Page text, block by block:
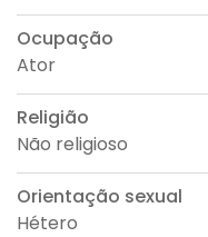
Ocupação
Ator
Religião
Não religioso
Orientação sexual
Hétero